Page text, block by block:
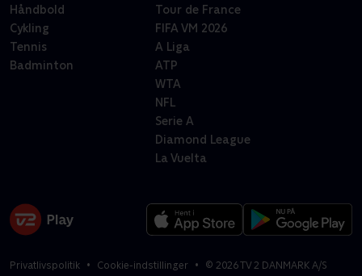
Håndbold
Cykling
Tennis
Badminton
Tour de France
FIFA VM 2026
A Liga
ATP
WTA
NFL
Serie A
Diamond League
La Vuelta
Privatlivspolitik Cookie-indstillinger © 2026TV 2 DANMARK A/S